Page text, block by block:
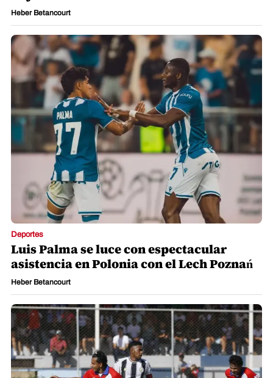
Heber Betancourt
Deportes
Luis Palma se luce con espectacular
asistencia en Polonia con el Lech Poznań
Heber Betancourt